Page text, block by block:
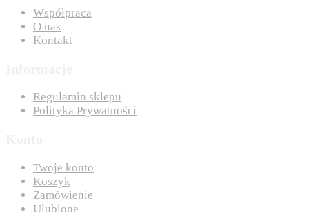
Współpraca
O nas
Kontakt
Regulamin sklepu
Polityka Prywatności
Twoje konto
Koszyk
Zamówienie
Ulubione